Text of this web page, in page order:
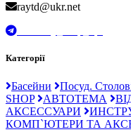
raytd@ukr.net
Категорії
Басейни Посуд.
SHOP
АВТОТЕМА
АКСЕССУАРИ
КОМП`ЮТЕРИ ТА